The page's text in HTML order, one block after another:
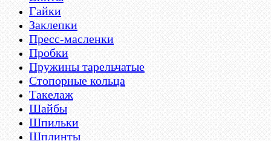
Гайки
Заклепки
Пресс-масленки
Пробки
Пружины тарельчатые
Стопорные кольца
Такелаж
Шайбы
Шпильки
Шплинты